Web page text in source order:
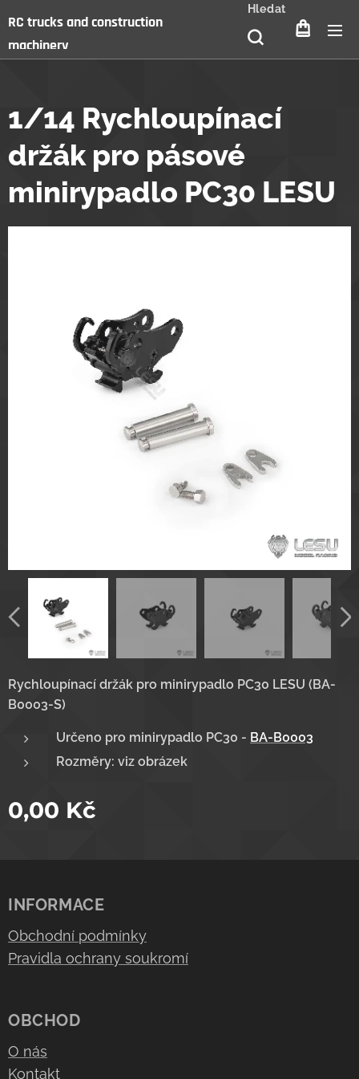
RC trucks and construction
machinery
Hledat
1/14 Rychloupínací
držák pro pásové
minirypadlo PC30 LESU
Rychloupínací držák pro minirypadlo PC30 LESU (BA-
B0003-S)
Určeno pro minirypadlo PC30 - BA-B0003
Rozměry: viz obrázek
0,00 Kč
INFORMACE
Obchodní podmínky
Pravidla ochrany soukromí
OBCHOD
O nás
Kontakt